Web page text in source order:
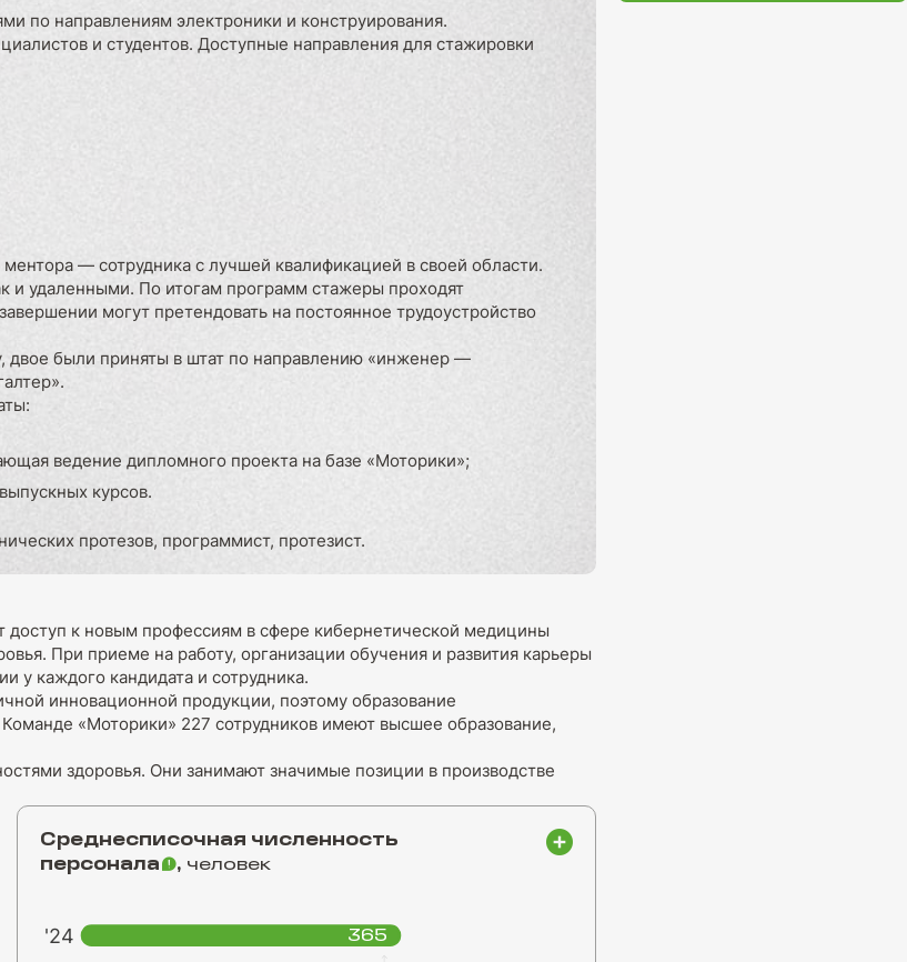
по направлениям электроники и конструирования.
и студентов. Доступные направления для стажировки
— сотрудника с лучшей квалификацией в своей области.
и удаленными. По итогам программ стажеры проходят
могут претендовать на постоянное трудоустройство
двое были приняты в штат по направлению «инженер —
ведение дипломного проекта на базе «Моторики»;
курсов.
протезов, программист, протезист.
доступ к новым профессиям в сфере кибернетической медицины
При приеме на работу, организации обучения и развития карьеры
каждого кандидата и сотрудника.
инновационной продукции, поэтому образование
«Моторики» 227 сотрудников имеют высшее образование,
здоровья. Они занимают значимые позиции в производстве
Среднесписочная численность
персонала
, человек
'24 365